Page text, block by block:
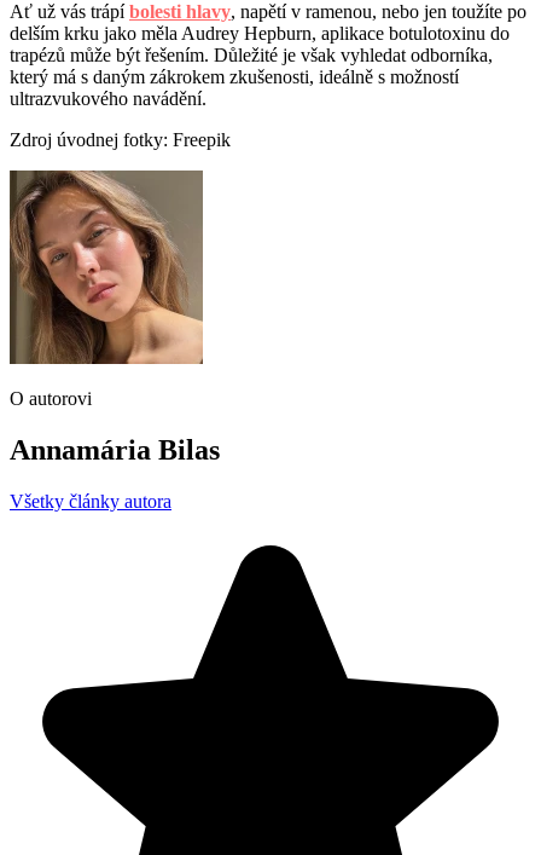
Ať už vás trápíbolesti hlavy, napětí v ramenou, nebo jen toužíte po
delším krku jako měla Audrey Hepburn, aplikace botulotoxinu do
trapézů může být řešením. Důležité je však vyhledat odborníka,
který má s daným zákrokem zkušenosti, ideálně s možností
ultrazvukového navádění.
Zdroj úvodnej fotky: Freepik
O autorovi
Annamária Bilas
Všetky články autora